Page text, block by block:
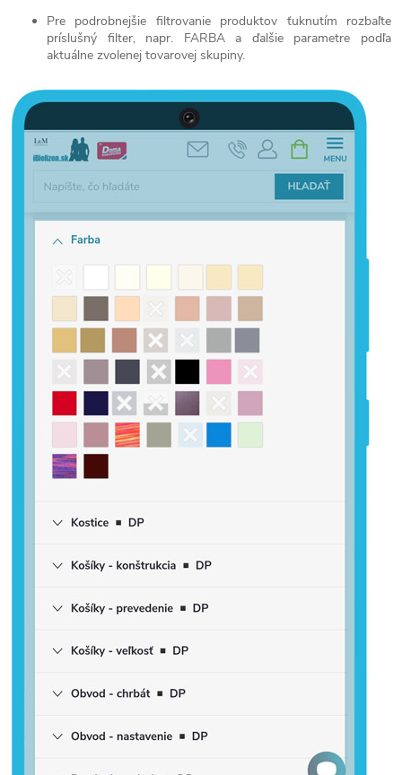
Pre podrobnejšie filtrovanie produktov ťuknutím rozbaľte
príslušný filter, napr. FARBA a ďalšie parametre podľa
aktuálne zvolenej tovarovej skupiny.